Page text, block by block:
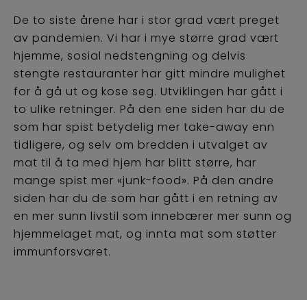
De to siste årene har i stor grad vært preget
av pandemien. Vi har i mye større grad vært
hjemme, sosial nedstengning og delvis
stengte restauranter har gitt mindre mulighet
for å gå ut og kose seg. Utviklingen har gått i
to ulike retninger. På den ene siden har du de
som har spist betydelig mer take-away enn
tidligere, og selv om bredden i utvalget av
mat til å ta med hjem har blitt større, har
mange spist mer «junk-food». På den andre
siden har du de som har gått i en retning av
en mer sunn livstil som innebærer mer sunn og
hjemmelaget mat, og innta mat som støtter
immunforsvaret.